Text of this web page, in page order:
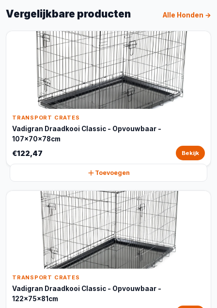
Vergelijkbare producten Alle Honden →
TRANSPORT CRATES
Vadigran Draadkooi Classic - Opvouwbaar -
107x70x78cm
€122,47 Bekijk
Toevoegen
TRANSPORT CRATES
Vadigran Draadkooi Classic - Opvouwbaar -
122x75x81cm